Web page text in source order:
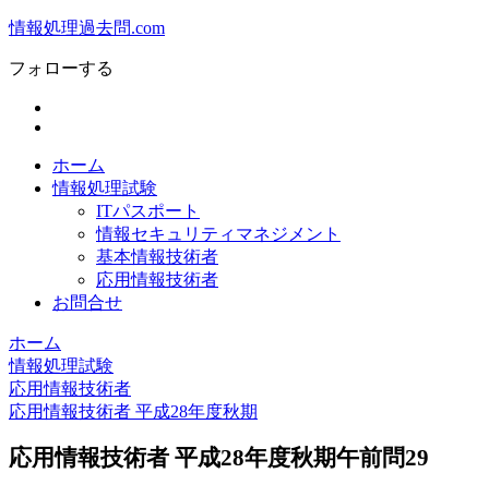
情報処理過去問.com
フォローする
ホーム
情報処理試験
ITパスポート
情報セキュリティマネジメント
基本情報技術者
応用情報技術者
お問合せ
ホーム
情報処理試験
応用情報技術者
応用情報技術者 平成28年度秋期
応用情報技術者 平成28年度秋期午前問29